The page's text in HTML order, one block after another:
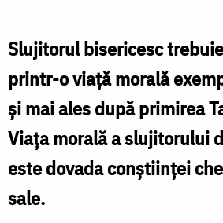
candidații
la
preoție
Foto:
Catusanu
Slujitorul bisericesc
printr-o viață morală
și mai ales după primirea
Viața morală a slujitorului
este dovada conștiinței
sale.